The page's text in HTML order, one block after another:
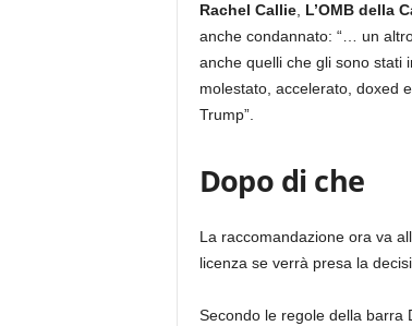
Rachel Callie, L’OMB della
anche condannato: “… un
anche quelli che gli sono stati
molestato, accelerato, doxed
Trump”.
Dopo di che
La raccomandazione ora va
licenza se verrà presa la
Secondo le regole della barra